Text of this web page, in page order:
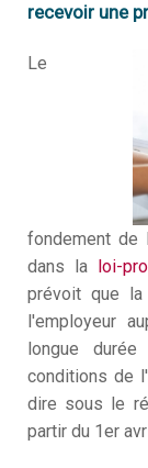
recevoir une
Le
fondement de
dans la loi-
prévoit que
l'employeur
longue
conditions de
dire sous le
partir du 1er